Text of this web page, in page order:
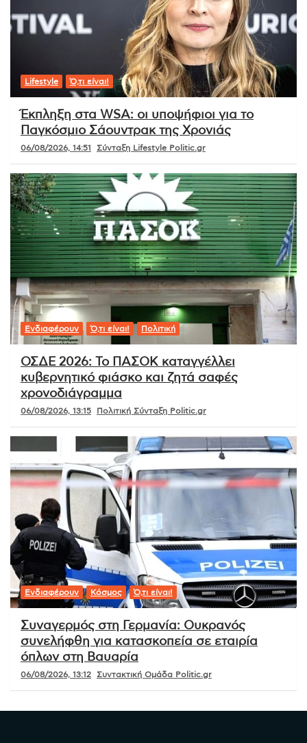
Lifestyle Ό,τι είναι!
Έκπληξη στα WSA: οι υποψήφιοι για το
Παγκόσμιο Σάουντρακ της Χρονιάς
06/08/2026, 14:51 Σύνταξη Lifestyle Politic.gr
Ενδιαφέρουν Ό,τι είναι! Πολιτική
ΟΣΔΕ 2026: Το ΠΑΣΟΚ καταγγέλλει
κυβερνητικό φιάσκο και ζητά σαφές
χρονοδιάγραμμα
06/08/2026, 13:15 Πολιτική Σύνταξη Politic.gr
Ενδιαφέρουν Κόσμος Ό,τι είναι!
Συναγερμός στη Γερμανία: Ουκρανός
συνελήφθη για κατασκοπεία σε εταιρία
όπλων στη Βαυαρία
06/08/2026, 13:12 Συντακτική Ομάδα Politic.gr